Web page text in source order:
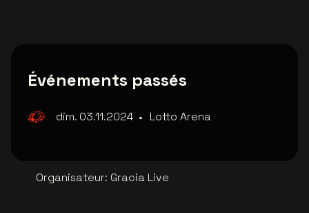
Événements passés
dim. 03.11.2024 • Lotto Arena
Organisateur: Gracia Live